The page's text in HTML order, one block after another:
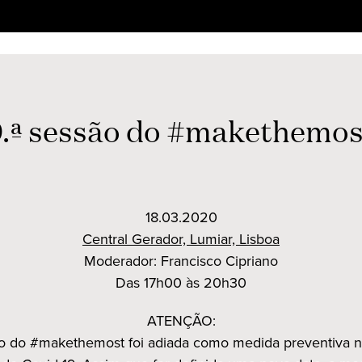
sessão do
18.03.2020
Central Gerador, Lumiar, Lisboa
Moderador: Francisco Cipriano
Das 17h00 às 20h30
ATENÇÃO:
do #makethemost foi adiada como medida preventiva